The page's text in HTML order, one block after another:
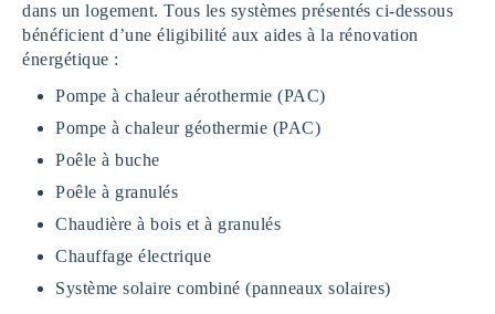
dans un logement. Tous les systèmes présentés ci-dessous
bénéficient d’une éligibilité aux aides à la rénovation
énergétique :
Pompe à chaleur aérothermie (PAC)
Pompe à chaleur géothermie (PAC)
Poêle à buche
Poêle à granulés
Chaudière à bois et à granulés
Chauffage électrique
Système solaire combiné (panneaux solaires)